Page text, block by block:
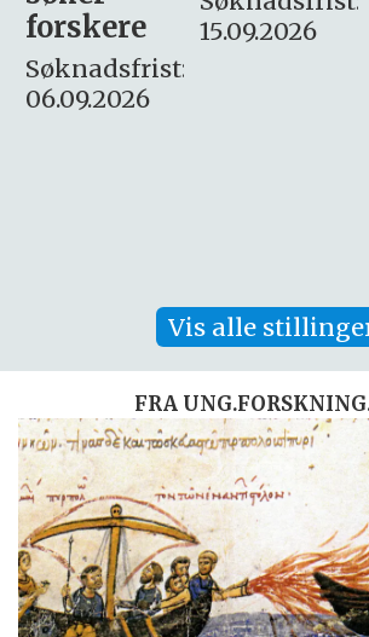
15.09.2026
miljøkjemi
Vis alle
FRA